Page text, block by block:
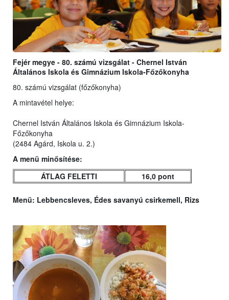
Fejér megye - 80. számú vizsgálat - Chernel István
Általános Iskola és Gimnázium Iskola-Főzőkonyha
80. számú vizsgálat (főzőkonyha)
A mintavétel helye:
Chernel István Általános Iskola és Gimnázium Iskola-
Főzőkonyha
(2484 Agárd, Iskola u. 2.)
A menü minősítése:
ÁTLAG FELETTI
16,0 pont
Menü: Lebbencsleves, Édes savanyú csirkemell, Rizs